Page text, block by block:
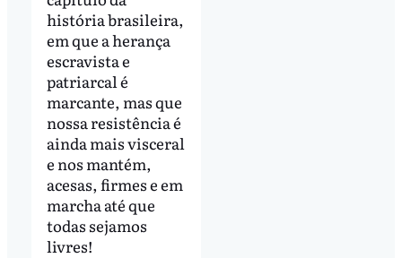
história brasileira,
em que a herança
escravista e
patriarcal é
marcante, mas que
nossa resistência é
ainda mais visceral
e nos mantém,
acesas, firmes e em
marcha até que
todas sejamos
livres!